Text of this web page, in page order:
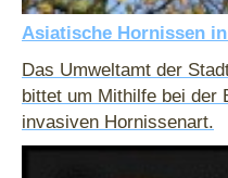
Asiatische Hornissen
Das Umweltamt der
bittet um Mithilfe bei der
invasiven Hornissenart.